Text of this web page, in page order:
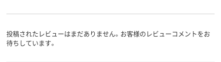
投稿されたレビューはまだありません。お客様のレビューコメントをお
待ちしています。